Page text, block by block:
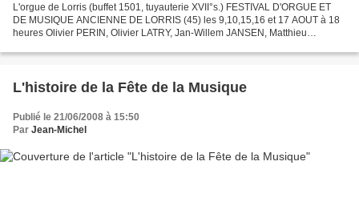
L'orgue de Lorris (buffet 1501, tuyauterie XVII°s.) FESTIVAL D'ORGUE ET
DE MUSIQUE ANCIENNE DE LORRIS (45) les 9,10,15,16 et 17 AOUT à 18
heures Olivier PERIN, Olivier LATRY, Jan-Willem JANSEN, Matthieu
L'histoire de la Fête de la Musique
Publié le 21/06/2008 à 15:50
Par Jean-Michel